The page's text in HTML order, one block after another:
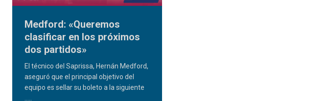
Medford: «Queremos
clasificar en los próximos
dos partidos»
El técnico del Saprissa, Hernán Medford,
aseguró que el principal objetivo del
equipo es sellar su boleto a la siguiente